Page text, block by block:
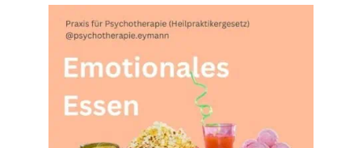
Wenn Essen zum Trost
wird: Emotionales
Essen verstehen und 5